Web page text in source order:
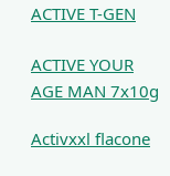
ACTIVE T-GEN
ACTIVE YOUR
AGE MAN 7x10g
Activxxl flacone